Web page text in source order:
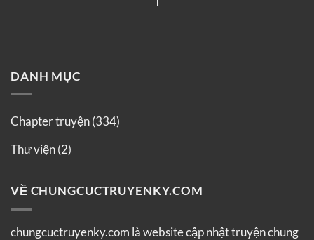
DANH MỤC
Chapter truyện(334)
Thư viện(2)
VỀ CHUNGCUCTRUYENKY.COM
chungcuctruyenky.com là website cập nhật truyện chung